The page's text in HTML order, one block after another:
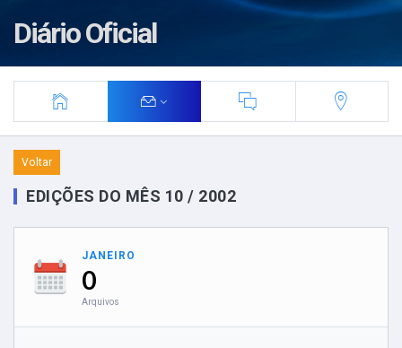
Diário Oficial
Voltar
EDIÇÕES DO MÊS 10 / 2002
JANEIRO
0
Arquivos